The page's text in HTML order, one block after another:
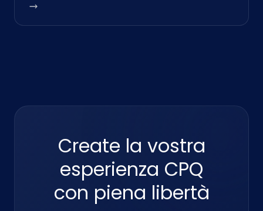
Create la vostra
esperienza CPQ
con piena libertà